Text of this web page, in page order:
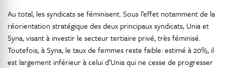
Au total, les syndicats se féminisent. Sous l’effet notamment de la
réorientation stratégique des deux principaux syndicats, Unia et
Syna, visant à investir le secteur tertiaire privé, très féminisé.
Toutefois, à Syna, le taux de femmes reste faible: estimé à 20%, il
est largement inférieur à celui d’Unia qui ne cesse de progresser